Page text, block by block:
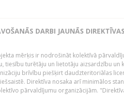
DARBI JAUNĀS DIREKTĪVAS
mērķis ir nodrošināt kolektīvā
tiesību turētāju un lietotāju aizsardzību un
brīvību piešķirt daudzteritoriālas
Direktīva nosaka arī minimālos
pārvaldījumu organizācijām.